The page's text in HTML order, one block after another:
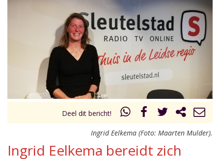
De nacht van Sleutelstad
uur 1 van 0 Volgend uur
Deel dit bericht!
Ingrid Eelkema (Foto: Maarten Mulder).
Ingrid Eelkema bereidt zich